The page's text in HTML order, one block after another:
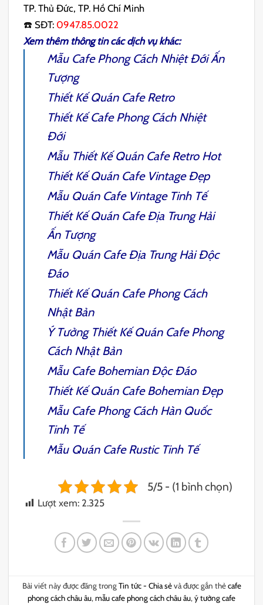
TP. Thủ Đức, TP. Hồ Chí Minh
☎️ SĐT: 0947.85.0022
Xem thêm thông tin các dịch vụ khác:
Mẫu Cafe Phong Cách Nhiệt ĐớiẤn
Tượng
Thiết Kế Quán Cafe Retro
Thiết Kế Cafe Phong Cách Nhiệt
Đới
Mẫu Thiết Kế Quán Cafe RetroHot
Thiết Kế Quán Cafe VintageĐẹp
Mẫu Quán Cafe VintageTinh Tế
Thiết Kế Quán Cafe Địa Trung Hải
Ấn Tượng
Mẫu Quán Cafe Địa Trung HảiĐộc
Đáo
Thiết Kế Quán Cafe Phong Cách
Nhật Bản
Ý Tưởng Thiết KếQuán Cafe Phong
Cách Nhật Bản
Mẫu Cafe BohemianĐộc Đáo
Thiết Kế Quán Cafe BohemianĐẹp
Mẫu Cafe Phong Cách Hàn Quốc
Tinh Tế
Mẫu Quán Cafe RusticTinh Tế
5/5 - (1 bình chọn)
Lượt xem: 2.325
Bài viết này được đăng trongTin tức - Chia sẻvà được gắn thẻcafe
phong cách châu âu,mẫu cafe phong cách châu âu,ý tưởng cafe